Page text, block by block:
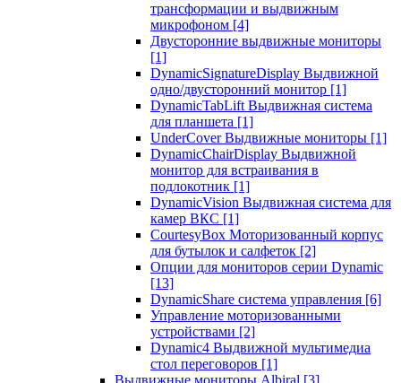
трансформации и выдвижным
микрофоном [4]
Двусторонние выдвижные мониторы
[1]
DynamicSignatureDisplay Выдвижной
одно/двусторонний монитор [1]
DynamicTabLift Выдвижная система
для планшета [1]
UnderCover Выдвижные мониторы [1]
DynamicChairDisplay Выдвижной
монитор для встраивания в
подлокотник [1]
DynamicVision Выдвижная система для
камер ВКС [1]
CourtesyBox Моторизованный корпус
для бутылок и салфеток [2]
Опции для мониторов серии Dynamic
[13]
DynamicShare система управления [6]
Управление моторизованными
устройствами [2]
Dynamic4 Выдвижной мультимедиа
стол переговоров [1]
Выдвижные мониторы Albiral [3]